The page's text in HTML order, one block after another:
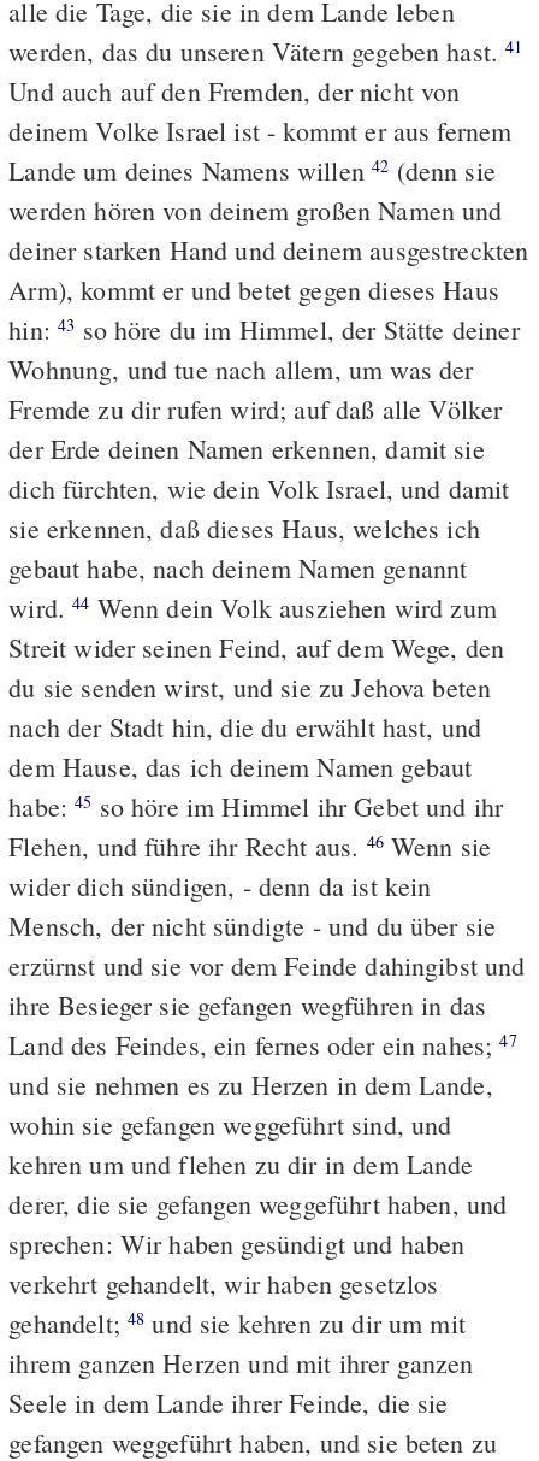
alle die Tage, die sie in dem Lande leben
werden, das du unseren Vätern gegeben hast.41
Und auch auf den Fremden, der nicht von
deinem Volke Israel ist - kommt er aus fernem
Lande um deines Namens willen42 (denn sie
werden hören von deinem großen Namen und
deiner starken Hand und deinem ausgestreckten
Arm), kommt er und betet gegen dieses Haus
hin:43 so höre du im Himmel, der Stätte deiner
Wohnung, und tue nach allem, um was der
Fremde zu dir rufen wird; auf daß alle Völker
der Erde deinen Namen erkennen, damit sie
dich fürchten, wie dein Volk Israel, und damit
sie erkennen, daß dieses Haus, welches ich
gebaut habe, nach deinem Namen genannt
wird.44 Wenn dein Volk ausziehen wird zum
Streit wider seinen Feind, auf dem Wege, den
du sie senden wirst, und sie zu Jehova beten
nach der Stadt hin, die du erwählt hast, und
dem Hause, das ich deinem Namen gebaut
habe:45 so höre im Himmel ihr Gebet und ihr
Flehen, und führe ihr Recht aus. 46Wenn sie
wider dich sündigen, - denn da ist kein
Mensch, der nicht sündigte - und du über sie
erzürnst und sie vor dem Feinde dahingibst und
ihre Besieger sie gefangen wegführen in das
Land des Feindes, ein fernes oder ein nahes;47
und sie nehmen es zu Herzen in dem Lande,
wohin sie gefangen weggeführt sind, und
kehren um und flehen zu dir in dem Lande
derer, die sie gefangen weggeführt haben, und
sprechen: Wir haben gesündigt und haben
verkehrt gehandelt, wir haben gesetzlos
gehandelt; 48 und sie kehren zu dir um mit
ihrem ganzen Herzen und mit ihrer ganzen
Seele in dem Lande ihrer Feinde, die sie
gefangen weggeführt haben, und sie beten zu